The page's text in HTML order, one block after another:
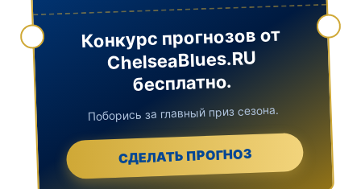
Конкурс прогнозов от
ChelseaBlues.RU
бесплатно.
Поборись за главный приз сезона.
СДЕЛАТЬ ПРОГНОЗ